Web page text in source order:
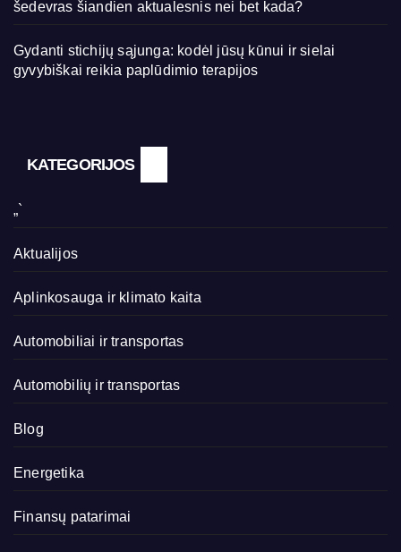
šedevras šiandien aktualesnis nei bet kada?
Gydanti stichijų sąjunga: kodėl jūsų kūnui ir sielai
gyvybiškai reikia paplūdimio terapijos
KATEGORIJOS
„`
Aktualijos
Aplinkosauga ir klimato kaita
Automobiliai ir transportas
Automobilių ir transportas
Blog
Energetika
Finansų patarimai